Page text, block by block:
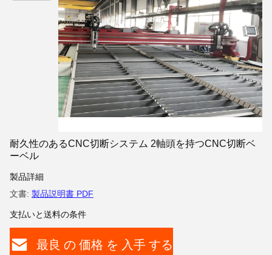
耐久性のあるCNC切断システム 2軸頭を持つCNC切断ベ
ーベル
製品詳細
文書: 製品説明書 PDF
支払いと送料の条件
最良 の 価格 を 入手 する